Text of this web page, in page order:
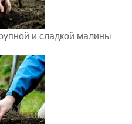
и сладкой малины